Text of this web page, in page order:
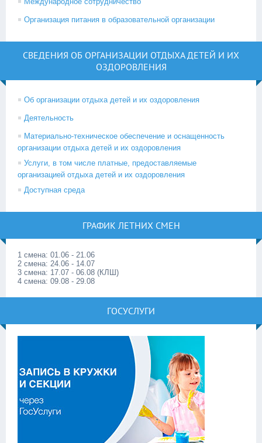
Организация питания в образовательной организации
СВЕДЕНИЯ ОБ ОРГАНИЗАЦИИ ОТДЫХА ДЕТЕЙ И ИХ
ОЗДОРОВЛЕНИЯ
Об организации отдыха детей и их оздоровления
Деятельность
Материально-техническое обеспечение и оснащенность
организации отдыха детей и их оздоровления
Услуги, в том числе платные, предоставляемые
организацией отдыха детей и их оздоровления
Доступная среда
ГРАФИК ЛЕТНИХ СМЕН
1 смена: 01.06 - 21.06
2 смена: 24.06 - 14.07
3 смена: 17.07 - 06.08 (КЛШ)
4 смена: 09.08 - 29.08
ГОСУСЛУГИ